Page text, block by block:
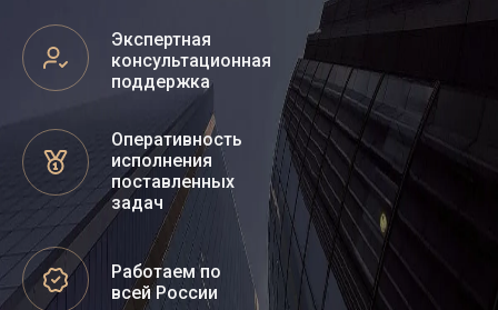
Экспертная
консультационная
поддержка
Оперативность
исполнения
поставленных
задач
Работаем по
всей России